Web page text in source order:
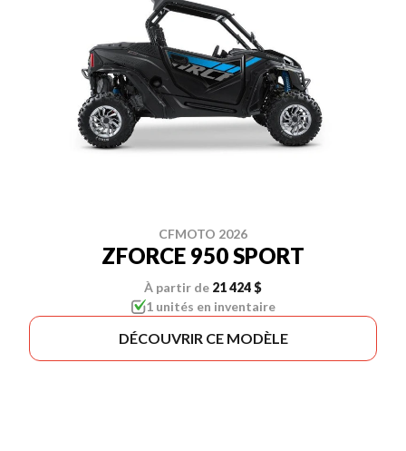
CFMOTO 2026
ZFORCE 950 SPORT
À partir de 21 424 $
1 unités en inventaire
DÉCOUVRIR CE MODÈLE